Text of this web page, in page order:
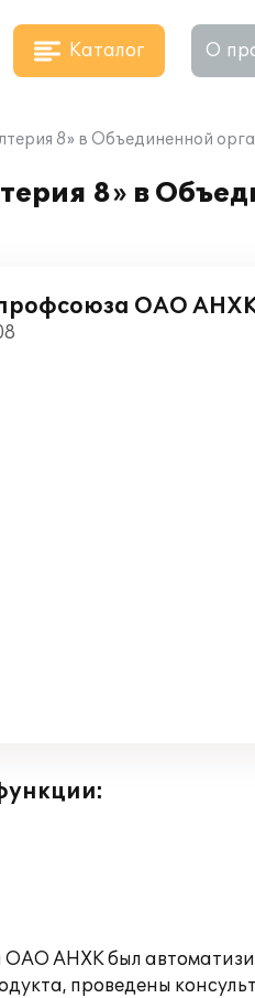
Каталог О
8» в Объединенной
8» в
ОАО
АНХК был
проведены